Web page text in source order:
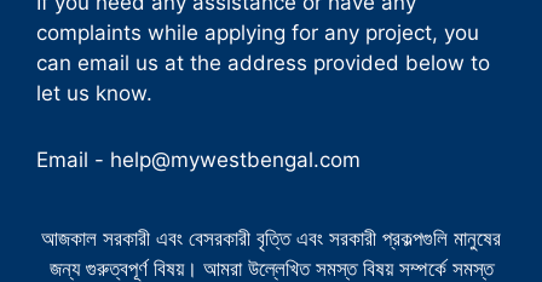
complaints while applying for any project, you
can email us at the address provided below to
let us know.
Email - help@mywestbengal.com
আজকাল সরকারী এবং বেসরকারী বৃত্তি এবং সরকারী প্রকল্পগুলি মানুষের
জন্য গুরুত্বপূর্ণ বিষয়। আমরা উল্লেখিত সমস্ত বিষয় সম্পর্কে সমস্ত